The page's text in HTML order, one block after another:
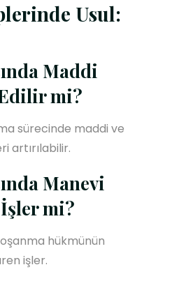
Usul:
Maddi
mi?
sürecinde maddi ve
artırılabilir.
Manevi
mi?
hükmünün
işler.